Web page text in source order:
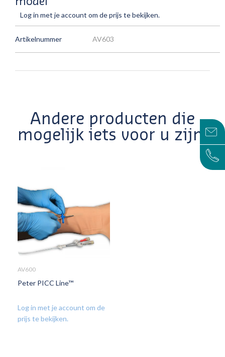
Log in met je account om de prijs te bekijken.
Artikelnummer AV603
Andere producten die
mogelijk iets voor u zijn!
AV600
Peter PICC Line™
Log in met je account om de
prijs te bekijken.